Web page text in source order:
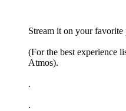
Stream it on your
(For the best experience
Atmos).
.
.